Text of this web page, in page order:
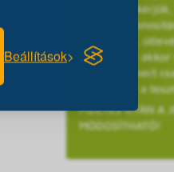
Beállítások
a
helyszínre
igazolvány,
opciót csak
kuponod, mert
részt venni a
FIZETÉS UTÁN A
MÓDOSÍTHATÓ!